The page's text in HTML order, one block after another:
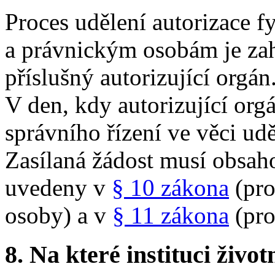
Proces udělení autorizace
a právnickým osobám je
příslušný autorizující
V den, kdy autorizující
správního řízení ve věci
Zasílaná žádost musí
uvedeny v § 10 zákona
osoby) a v § 11 zákona
8. Na které instituci